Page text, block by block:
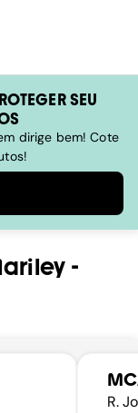
SEU
dirige bem! Cote
-
R.